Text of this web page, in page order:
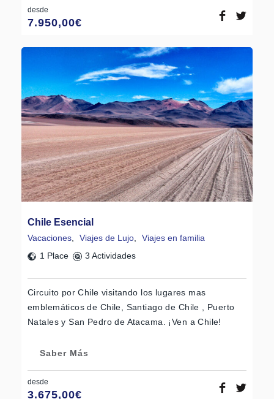
desde
7.950,00€
Chile Esencial
Vacaciones, Viajes de Lujo,
Viajes en familia
1 Place
3 Actividades
Circuito por Chile visitando los lugares mas
emblemáticos de Chile, Santiago de Chile , Puerto
Natales y San Pedro de Atacama. ¡Ven a Chile!
Saber Más
desde
3.675,00€